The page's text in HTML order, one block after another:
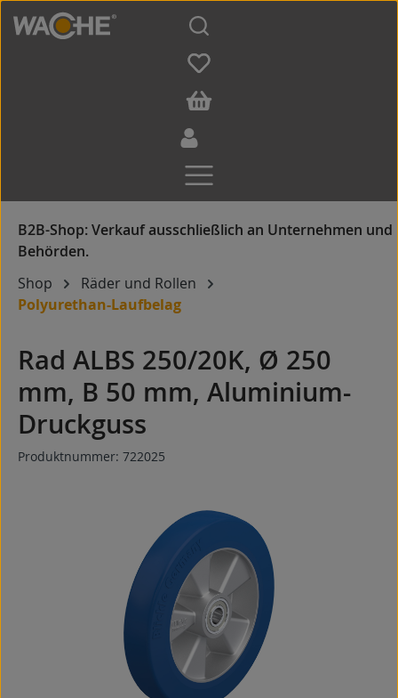
Zum Hauptinhalt springen
Shop
Räder und Rollen
Polyurethan-Laufbelag
Rad ALBS 250/20K, Ø 250
mm, B 50 mm, Aluminium-
Druckguss
Produktnummer: 722025
Bildergalerie überspringen